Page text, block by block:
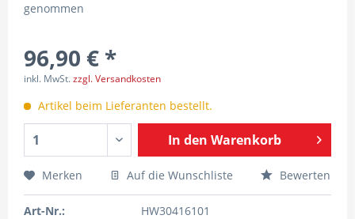
genommen
96,90 € *
inkl. MwSt.zzgl. Versandkosten
Artikel beim Lieferanten bestellt.
In den Warenkorb
Merken Auf die Wunschliste Bewerten
Art-Nr.:
HW30416101